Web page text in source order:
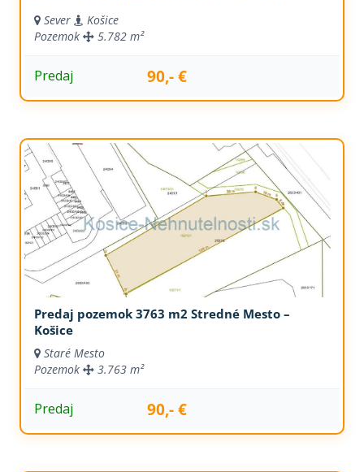
Sever
Košice
Pozemok
5.782 m²
Predaj 90,- €
Predaj pozemok 3763 m2 Stredné Mesto –
Košice
Staré Mesto
Pozemok
3.763 m²
Predaj 90,- €